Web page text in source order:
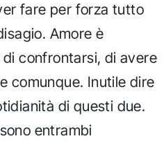
fare per forza tutto
Amore è
confrontarsi, di avere
comunque. Inutile dire
di questi due.
entrambi